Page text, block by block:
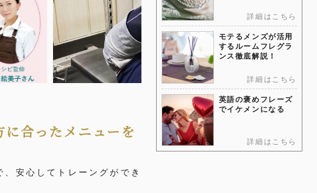
合ったメニューを
安心してトレーングができ
詳細はこちら
モテるメンズが活用
するルームフレグラ
ンス徹底解説！
詳細はこちら
英語の褒めフレーズ
でイケメンになる
詳細はこちら